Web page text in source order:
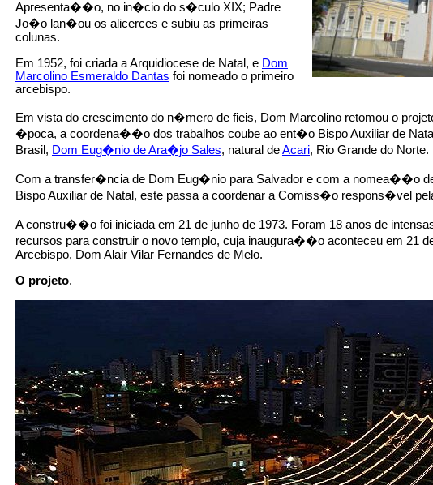
Apresenta��o, no in�cio do s�culo XIX; Padre
Jo�o lan�ou os alicerces e subiu as primeiras
colunas.
Em 1952, foi criada a Arquidiocese de Natal, e Dom
Marcolino Esmeraldo Dantas foi nomeado o primeiro
arcebispo.
Em vista do crescimento do n�mero de fieis, Dom Marcolino retomou o
�poca, a coordena��o dos trabalhos coube ao ent�o Bispo Auxiliar de
Brasil, Dom Eug�nio de Ara�jo Sales, natural deAcari, Rio Grande do Norte.
Com a transfer�ncia de Dom Eug�nio para Salvador e com a nomea��o
Bispo Auxiliar de Natal, este passa a coordenar a Comiss�o respons�vel
A constru��o foi iniciada em 21 de junho de 1973. Foram 18 anos de
recursos para construir o novo templo, cuja inaugura��o aconteceu em 21
Arcebispo, Dom Alair Vilar Fernandes de Melo.
O projeto.